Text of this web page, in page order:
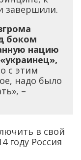
завершили.
боком
нацию
с этим
надо было
–
в свой
году Россия